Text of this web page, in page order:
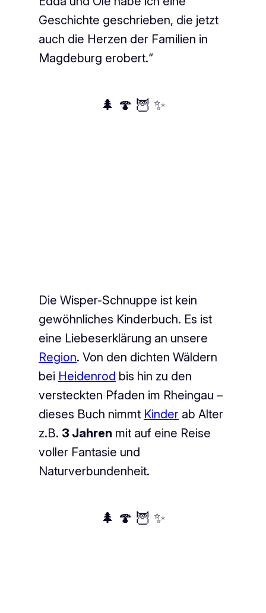
Geschichte geschrieben, die jetzt
auch die Herzen der Familien in
Magdeburg erobert.“
🌲 🍄 🦉 ✨
Die Wisper-Schnuppe ist kein
gewöhnliches Kinderbuch. Es ist
eine Liebeserklärung an unsere
Region. Von den dichten Wäldern
bei Heidenrod bis hin zu den
versteckten Pfaden im Rheingau –
dieses Buch nimmt Kinder ab Alter
z.B. 3 Jahren mit auf eine Reise
voller Fantasie und
Naturverbundenheit.
🌲 🍄 🦉 ✨